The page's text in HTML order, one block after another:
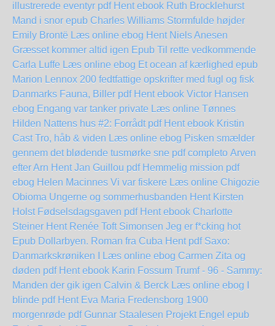
illustrerede eventyr pdf Hent ebook Ruth Brocklehurst
Mand i snor epub Charles Williams Stormfulde højder
Emily Brontë Læs online ebog Hent Niels Anesen
Græsset kommer altid igen Epub Til rette vedkommende
Carla Luffe Læs online ebog Et ocean af kærlighed epub
Marion Lennox 200 fedtfattige opskrifter med fugl og fisk
Danmarks Fauna, Biller pdf Hent ebook Victor Hansen
ebog Engang var tanker private Læs online Tønnes
Hilden Nattens hus #2: Forrådt pdf Hent ebook Kristin
Cast Tro, håb & viden Læs online ebog Pisken smælder
gennem det blødende tusmørke sne pdf completo Arven
efter Arn Hent Jan Guillou pdf Hemmelig mission pdf
ebog Helen Macinnes Vi var fiskere Læs online Chigozie
Obioma Ungerne og sommerhusbanden Hent Kirsten
Holst Fødselsdagsgaven pdf Hent ebook Charlotte
Steiner Hent Renée Toft Simonsen Jeg er f*cking hot
Epub Dollarbyen. Roman fra Cuba Hent pdf Saxo:
Danmarkskrøniken I Læs online ebog Carmen Zita og
døden pdf Hent ebook Karin Fossum Trumf - 96 - Sammy:
Manden der gik igen Calvin & Berck Læs online ebog
blinde pdf Hent Eva Maria Fredensborg 1900
morgenrøde pdf Gunnar Staalesen Projekt Engel epub